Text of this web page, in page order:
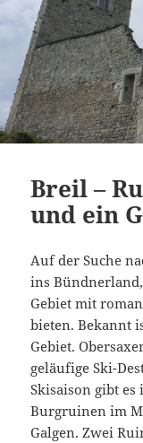
Breil –
und ein
Auf der Suche
ins
Gebiet mit
bieten. Bekannt
Gebiet.
geläufige Ski-
Skisaison gibt es
Burgruinen im
Galgen. Zwei